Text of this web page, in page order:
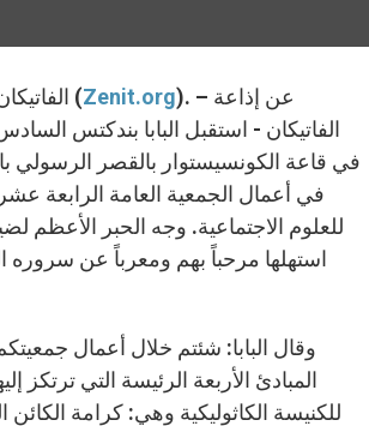
الفاتيكان، الأحد 4 مايو 2008 (Zenit.org). – عن إذاعة
الفاتيكان - استقبل البابا بندكتس
في قاعة الكونسيستوار بالقصر الرسولي
في أعمال الجمعية العامة الرابعة
للعلوم الاجتماعية. وجه الحبر الأعظم
استهلها مرحباً بهم ومعرباً عن سروره
وقال البابا: شئتم خلال أعمال
المبادئ الأربعة الرئيسة التي ترتكز
للكنيسة الكاثوليكية وهي: كرامة الكائن